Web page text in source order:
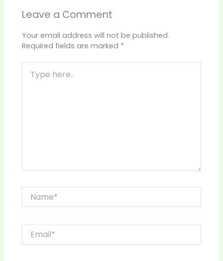
Leave a Comment
Your email address will not be published.
Required fields are marked *
here..